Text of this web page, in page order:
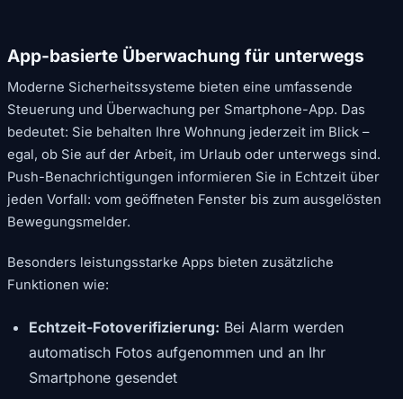
App-basierte Überwachung für unterwegs
Moderne Sicherheitssysteme bieten eine umfassende
Steuerung und Überwachung per Smartphone-App. Das
bedeutet: Sie behalten Ihre Wohnung jederzeit im Blick –
egal, ob Sie auf der Arbeit, im Urlaub oder unterwegs sind.
Push-Benachrichtigungen informieren Sie in Echtzeit über
jeden Vorfall: vom geöffneten Fenster bis zum ausgelösten
Bewegungsmelder.
Besonders leistungsstarke Apps bieten zusätzliche
Funktionen wie:
Echtzeit-Fotoverifizierung: Bei Alarm werden
automatisch Fotos aufgenommen und an Ihr
Smartphone gesendet